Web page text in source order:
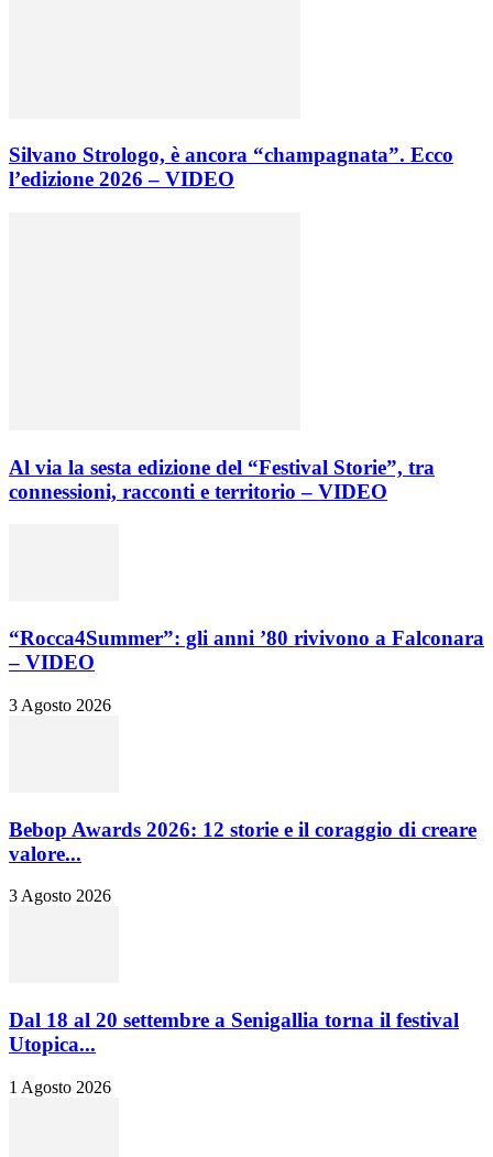
Silvano Strologo, è ancora “champagnata”. Ecco
l’edizione 2026 – VIDEO
Al via la sesta edizione del “Festival Storie”, tra
connessioni, racconti e territorio – VIDEO
“Rocca4Summer”: gli anni ’80 rivivono a Falconara
– VIDEO
3 Agosto 2026
Bebop Awards 2026: 12 storie e il coraggio di creare
valore...
3 Agosto 2026
Dal 18 al 20 settembre a Senigallia torna il festival
Utopica...
1 Agosto 2026